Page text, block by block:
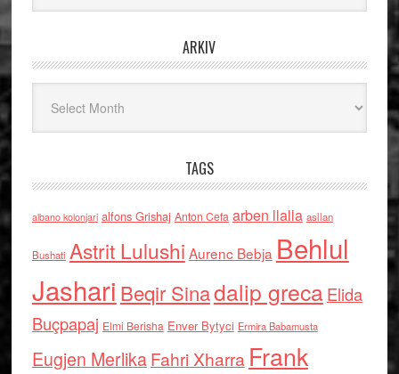
ARKIV
TAGS
albano kolonjari alfons Grishaj Anton Cefa arben llalla asllan
Bushati Astrit Lulushi Aurenc Bebja Behlul
Jashari Beqir Sinadalip grecaElida
Buçpapaj Elmi Berisha Enver Bytyci Ermira Babamusta
Eugjen MerlikaFahri Xharra Frank